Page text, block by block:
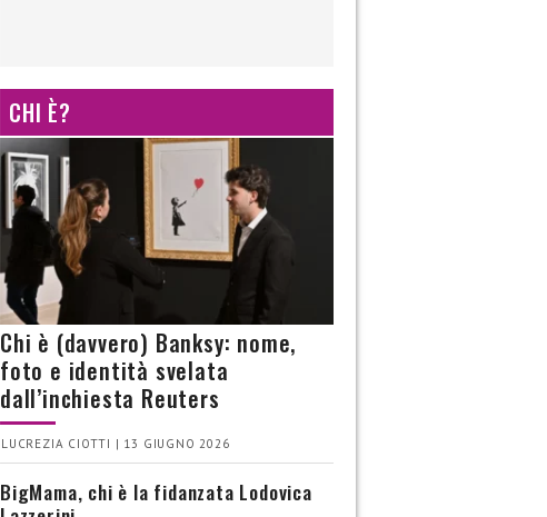
CHI È?
Chi è (davvero) Banksy: nome,
foto e identità svelata
dall’inchiesta Reuters
LUCREZIA CIOTTI | 13 GIUGNO 2026
BigMama, chi è la fidanzata Lodovica